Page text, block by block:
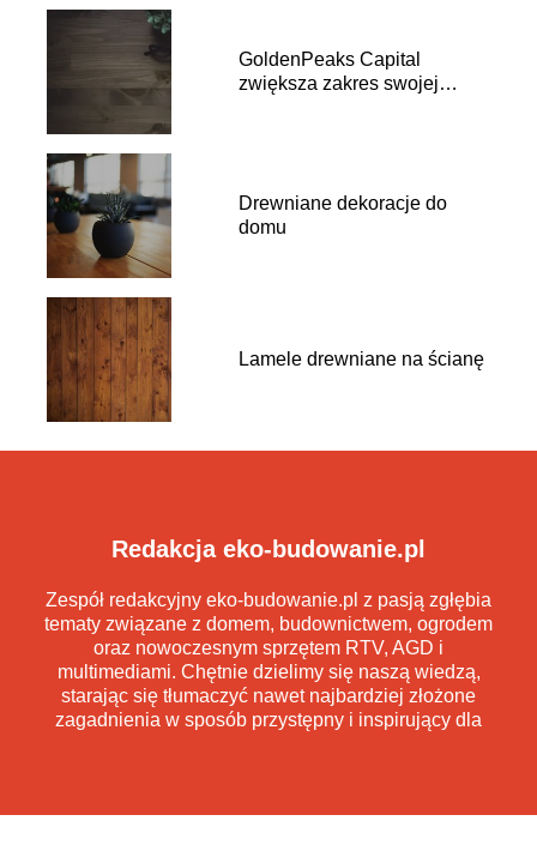
GoldenPeaks Capital
zwiększa zakres swojej
Drewniane dekoracje do
domu
Lamele drewniane na ścianę
Redakcja eko-budowanie.pl
Zespół redakcyjny eko-budowanie.pl z pasją zgłębia
tematy związane z domem, budownictwem, ogrodem
oraz nowoczesnym sprzętem RTV, AGD i
multimediami. Chętnie dzielimy się naszą wiedzą,
starając się tłumaczyć nawet najbardziej złożone
zagadnienia w sposób przystępny i inspirujący dla